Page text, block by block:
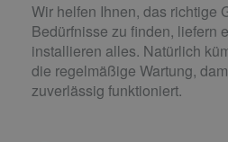
Wir helfen Ihnen, das richtige
Bedürfnisse zu finden, liefern
installieren alles. Natürlich
die regelmäßige Wartung,
zuverlässig funktioniert.